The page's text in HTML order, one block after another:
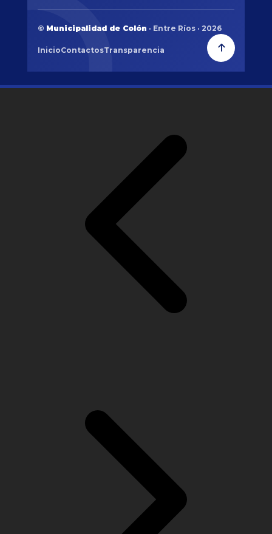
© Municipalidad de Colón · Entre Ríos · 2026
InicioContactosTransparencia